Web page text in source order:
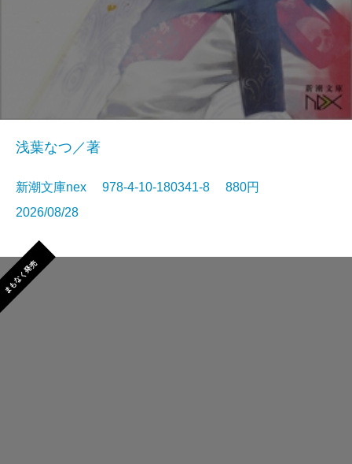
浅葉なつ／著
新潮文庫nex 978-4-10-180341-8 880円
2026/08/28
まもなく発売